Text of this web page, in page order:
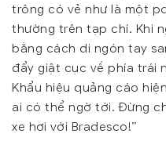
trông có vẻ như là một
thường trên tạp chí. Khi
bằng cách di ngón tay
đẩy giật cục về phía trái
Khẩu hiệu quảng cáo
ai có thể ngờ tới. Đừng
xe hơi với Bradesco!”